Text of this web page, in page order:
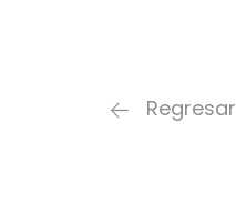
Regresar